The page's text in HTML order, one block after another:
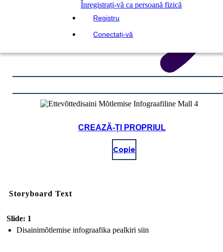
Înregistrați-vă ca persoană fizică
Registru
Conectați-vă
CREAZĂ-ȚI PROPRIUL
Copie
Storyboard Text
Slide: 1
Disainimõtlemise infograafika pealkiri siin